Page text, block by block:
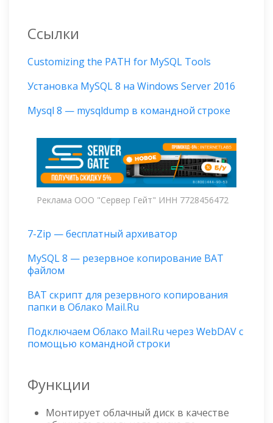
Ссылки
Customizing the PATH for MySQL Tools
Установка MySQL 8 на Windows Server 2016
Mysql 8 — mysqldump в командной строке
Реклама ООО "Сервер Гейт" ИНН 7728456472
7-Zip — бесплатный архиватор
MySQL 8 — резервное копирование BAT
файлом
BAT скрипт для резервного копирования
папки в Облако Mail.Ru
Подключаем Облако Mail.Ru через WebDAV с
помощью командной строки
Функции
Монтирует облачный диск в качестве